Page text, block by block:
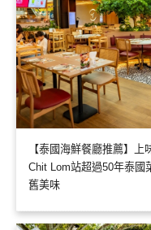
【泰國海鮮餐廳推薦】
Chit Lom站超過50年泰國
舊美味